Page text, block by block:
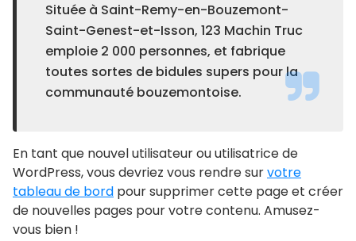
Située à Saint-Remy-en-Bouzemont-
Saint-Genest-et-Isson, 123 Machin Truc
emploie 2 000 personnes, et fabrique
toutes sortes de bidules supers pour la
communauté bouzemontoise.
En tant que nouvel utilisateur ou utilisatrice de
WordPress, vous devriez vous rendre survotre
tableau de bord pour supprimer cette page et créer
de nouvelles pages pour votre contenu. Amusez-
vous bien !